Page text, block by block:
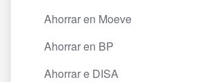
Ahorrar en Moeve
Ahorrar en BP
Ahorrar e DISA